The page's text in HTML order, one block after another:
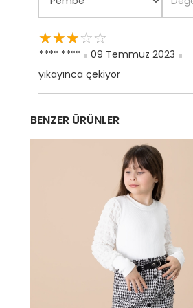
☆☆☆☆☆
★★★★★
**** ****
09 Temmuz 2023
yıkayınca çekiyor
BENZER ÜRÜNLER